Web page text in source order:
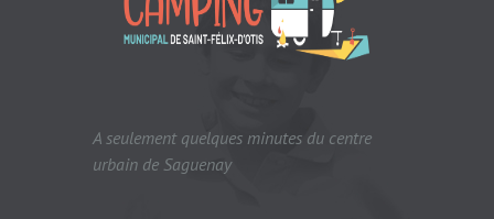
A seulement quelques minutes du centre
urbain de Saguenay